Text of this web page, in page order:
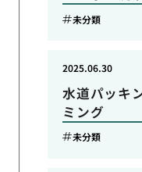
未分類
水道パッキ
ミング
2025.06.30
未分類